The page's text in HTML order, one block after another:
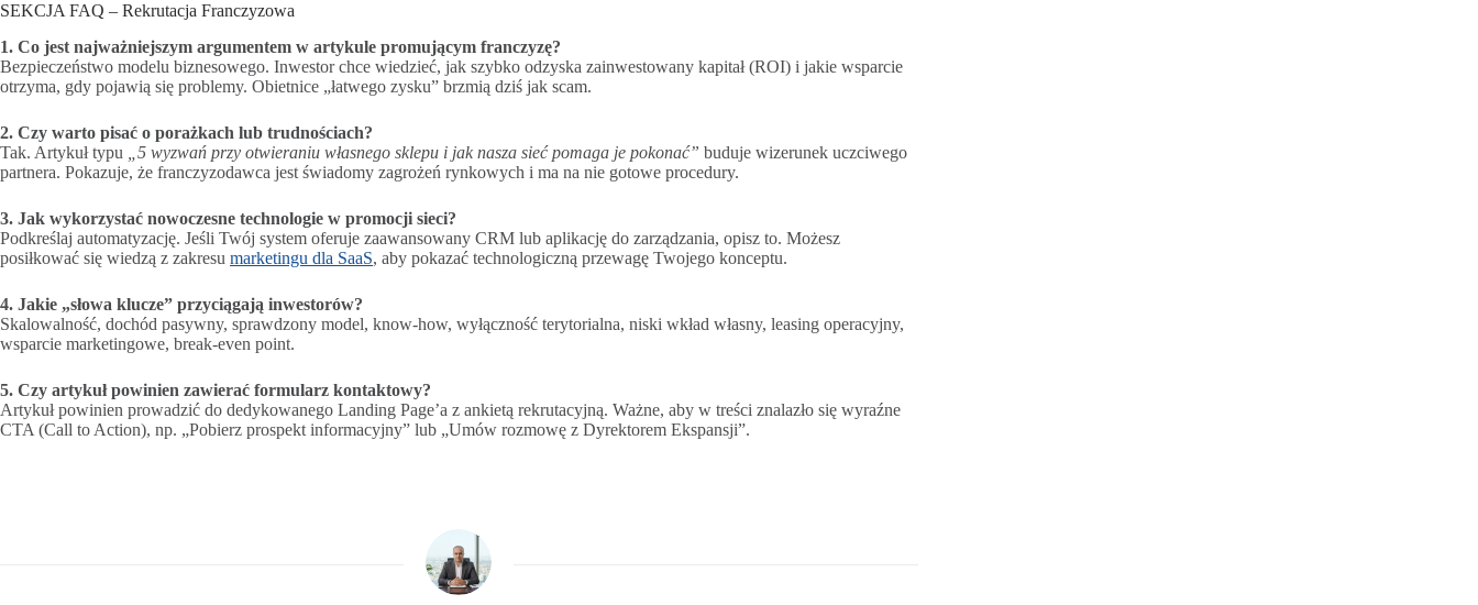
SEKCJA FAQ – Rekrutacja Franczyzowa
1. Co jest najważniejszym argumentem w artykule promującym franczyzę?
Bezpieczeństwo modelu biznesowego. Inwestor chce wiedzieć, jak szybko odzyska zainwestowany kapitał (ROI) i jakie wsparcie
otrzyma, gdy pojawią się problemy. Obietnice „łatwego zysku” brzmią dziś jak scam.
2. Czy warto pisać o porażkach lub trudnościach?
Tak. Artykuł typu
„5 wyzwań przy otwieraniu własnego sklepu i jak nasza sieć pomaga je pokonać” buduje wizerunek uczciwego
partnera. Pokazuje, że franczyzodawca jest świadomy zagrożeń rynkowych i ma na nie gotowe procedury.
3. Jak wykorzystać nowoczesne technologie w promocji sieci?
Podkreślaj automatyzację. Jeśli Twój system oferuje zaawansowany CRM lub aplikację do zarządzania, opisz to. Możesz
posiłkować się wiedzą z zakresu marketingu dla SaaS, aby pokazać technologiczną przewagę Twojego konceptu.
4. Jakie „słowa klucze” przyciągają inwestorów?
Skalowalność, dochód pasywny, sprawdzony model, know-how, wyłączność terytorialna, niski wkład własny, leasing operacyjny,
wsparcie marketingowe, break-even point.
5. Czy artykuł powinien zawierać formularz kontaktowy?
Artykuł powinien prowadzić do dedykowanego Landing Page’a z ankietą rekrutacyjną. Ważne, aby w treści znalazło się wyraźne
CTA (Call to Action), np. „Pobierz prospekt informacyjny” lub „Umów rozmowę z Dyrektorem Ekspansji”.